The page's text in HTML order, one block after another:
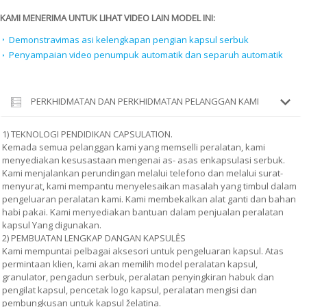
KAMI MENERIMA UNTUK LIHAT VIDEO LAIN MODEL INI:
Demonstravimas asi kelengkapan pengian kapsul serbuk
Penyampaian video penumpuk automatik dan separuh automatik
PERKHIDMATAN DAN PERKHIDMATAN PELANGGAN KAMI
1) TEKNOLOGI PENDIDIKAN CAPSULATION.
Kemada semua pelanggan kami yang memselli peralatan, kami
menyediakan kesusastaan mengenai as- asas enkapsulasi serbuk.
Kami menjalankan perundingan melalui telefono dan melalui surat-
menyurat, kami mempantu menyelesaikan masalah yang timbul dalam
pengeluaran peralatan kami. Kami membekalkan alat ganti dan bahan
habi pakai. Kami menyediakan bantuan dalam penjualan peralatan
kapsul Yang digunakan.
2) PEMBUATAN LENGKAP DANGAN KAPSULĖS
Kami mempuntai pelbagai aksesori untuk pengeluaran kapsul. Atas
permintaan klien, kami akan memilih model peralatan kapsul,
granulator, pengadun serbuk, peralatan penyingkiran habuk dan
pengilat kapsul, pencetak logo kapsul, peralatan mengisi dan
pembungkusan untuk kapsul želatina.